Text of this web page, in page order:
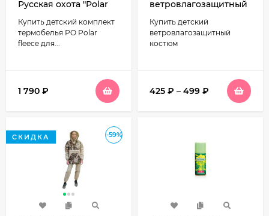
Русская охота "Polar
(шоколад)
Купить детский комплект
термобелья РO Polar
fleece для...
1 790 ₽
ветровлагозащитный
фисташка
Купить детский
ветровлагозащитный
костюм
425 ₽ – 499 ₽
-59%
СКИДКА